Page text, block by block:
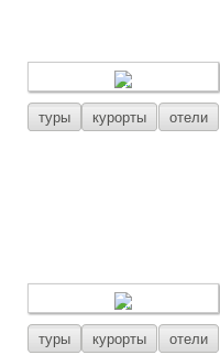
туры курорты отели
туры курорты отели